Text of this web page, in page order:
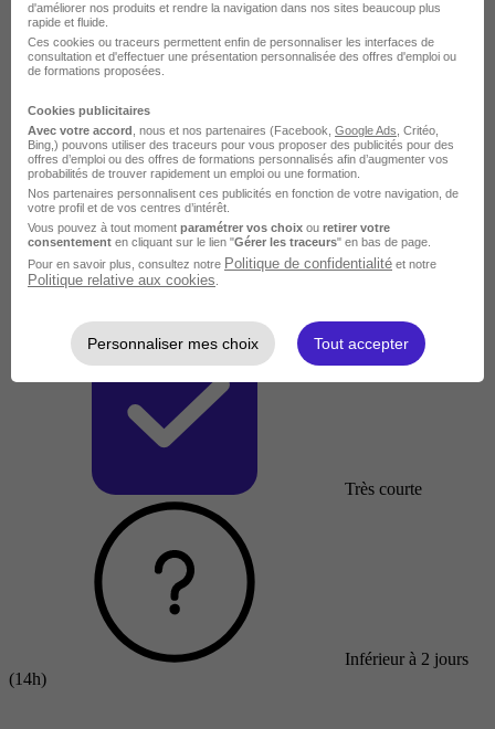
Très courte
Inférieur à 2 jours
(14h)
d'améliorer nos produits et rendre la navigation dans nos sites beaucoup plus
rapide et fluide.
Ces cookies ou traceurs permettent enfin de personnaliser les interfaces de
consultation et d'effectuer une présentation personnalisée des offres d'emploi ou
de formations proposées.
Cookies publicitaires
Avec votre accord , nous et nos partenaires (Facebook, Google Ads , Critéo,
Bing,) pouvons utiliser des traceurs pour vous proposer des publicités pour des
offres d’emploi ou des offres de formations personnalisés afin d’augmenter vos
probabilités de trouver rapidement un emploi ou une formation.
Nos partenaires personnalisent ces publicités en fonction de votre navigation, de
votre profil et de vos centres d’intérêt.
Vous pouvez à tout moment paramétrer vos choix ou retirer votre
consentement en cliquant sur le lien "Gérer les traceurs" en bas de page.
Pour en savoir plus, consultez notre Politique de confidentialité et notre
Politique relative aux cookies
Personnaliser mes choix Tout accepter